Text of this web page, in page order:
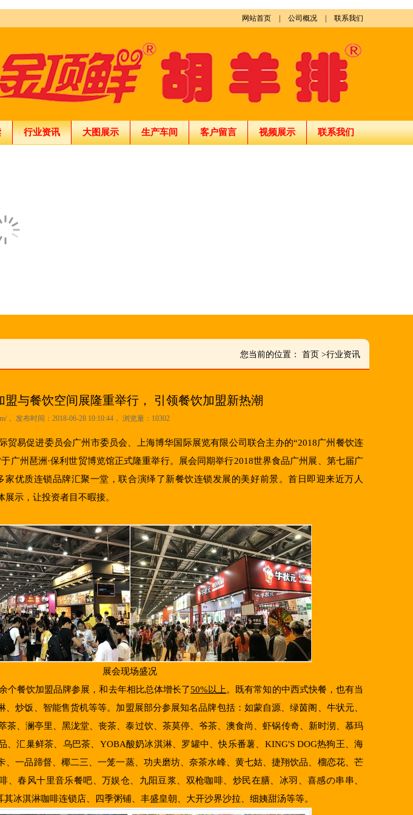
网站首页 公司概况 联系我们
行业资讯 大图展示 生产车间 客户留言 视频展示 联系我们
您当前的位置： 首页 >行业资讯
盟与餐饮空间展隆重举行， 引领餐饮加盟新热潮
， 发布时间：2018-06-28 10:10:44， 浏览量：10302
贸易促进委员会广州市委员会、上海博华国际展览有限公司联合主办的“2018广州餐饮连
广州琶洲·保利世贸博览馆正式隆重举行。展会同期举行2018世界食品广州展、第七届广
家优质连锁品牌汇聚一堂，联合演绎了新餐饮连锁发展的美好前景。首日即迎来近万人
示，让投资者目不暇接。
展会现场盛况
餐饮加盟品牌参展，和去年相比总体增长了50%以上 。既有常知的中西式快餐，也有当
、炒饭、智能售货机等等。加盟展部分参展知名品牌包括：如蒙自源、绿茵阁、牛状元、
茶、澜亭里、黑泷堂、丧茶、泰过饮、茶莫停、爷茶、澳食尚、虾锅传奇、新时沏、慕玛
、汇巢鲜茶、乌巴茶、YOBA酸奶冰淇淋、罗罐中、快乐番薯、KING'S DOG热狗王、海
、一品蹄督、椰二三、一笼一蒸、功夫磨坊、奈茶水峰、黄七姑、捷翔饮品、榴恋花、芒
、春风十里音乐餐吧、万娱仓、九阳豆浆、双枪咖啡、炒民在膳、冰羽、喜感の串串、
其冰淇淋咖啡连锁店、四季粥铺、丰盛皇朝、大开沙界沙拉、细姨甜汤等等。